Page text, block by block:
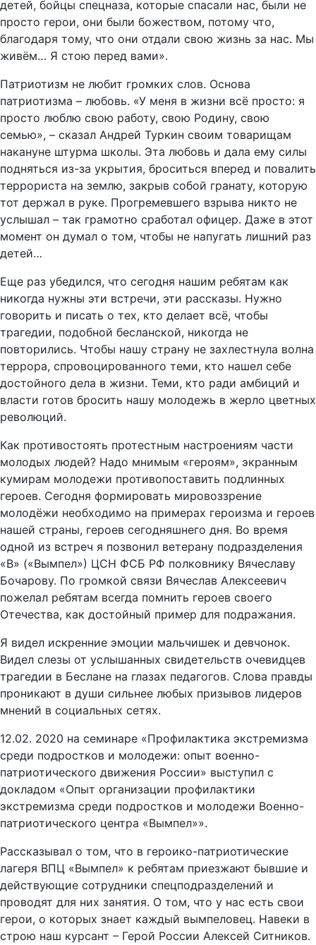
детей, бойцы спецназа, которые спасали нас, были не
просто герои, они были божеством, потому что,
благодаря тому, что они отдали свою жизнь за нас. Мы
живём… Я стою перед вами».
Патриотизм не любит громких слов. Основа
патриотизма – любовь. «У меня в жизни всё просто: я
просто люблю свою работу, свою Родину, свою
семью», – сказал Андрей Туркин своим товарищам
накануне штурма школы. Эта любовь и дала ему силы
подняться из-за укрытия, броситься вперед и повалить
террориста на землю, закрыв собой гранату, которую
тот держал в руке. Прогремевшего взрыва никто не
услышал – так грамотно сработал офицер. Даже в этот
момент он думал о том, чтобы не напугать лишний раз
детей…
Еще раз убедился, что сегодня нашим ребятам как
никогда нужны эти встречи, эти рассказы. Нужно
говорить и писать о тех, кто делает всё, чтобы
трагедии, подобной бесланской, никогда не
повторились. Чтобы нашу страну не захлестнула волна
террора, спровоцированного теми, кто нашел себе
достойного дела в жизни. Теми, кто ради амбиций и
власти готов бросить нашу молодежь в жерло цветных
революций.
Как противостоять протестным настроениям части
молодых людей? Надо мнимым «героям», экранным
кумирам молодежи противопоставить подлинных
героев. Сегодня формировать мировоззрение
молодёжи необходимо на примерах героизма и героев
нашей страны, героев сегодняшнего дня. Во время
одной из встреч я позвонил ветерану подразделения
«В» («Вымпел») ЦСН ФСБ РФ полковнику Вячеславу
Бочарову. По громкой связи Вячеслав Алексеевич
пожелал ребятам всегда помнить героев своего
Отечества, как достойный пример для подражания.
Я видел искренние эмоции мальчишек и девчонок.
Видел слезы от услышанных свидетельств очевидцев
трагедии в Беслане на глазах педагогов. Слова правды
проникают в души сильнее любых призывов лидеров
мнений в социальных сетях.
12.02. 2020 на семинаре «Профилактика экстремизма
среди подростков и молодежи: опыт военно-
патриотического движения России» выступил с
докладом «Опыт организации профилактики
экстремизма среди подростков и молодежи Военно-
патриотического центра «Вымпел»».
Рассказывал о том, что в героико-патриотические
лагеря ВПЦ «Вымпел» к ребятам приезжают бывшие и
действующие сотрудники спецподразделений и
проводят для них занятия. О том, что у нас есть свои
герои, о которых знает каждый вымпеловец. Навеки в
строю наш курсант – Герой России Алексей Ситников.